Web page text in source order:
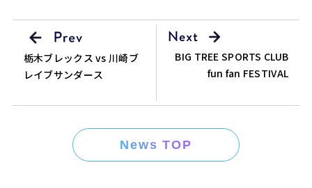
栃木ブレックス vs 川崎ブ
レイブサンダース
BIG TREE SPORTS CLUB
fun fan FESTIVAL
News TOP